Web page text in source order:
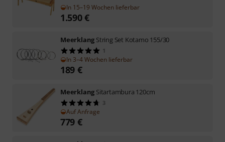
In 15–19 Wochen lieferbar
1.590€
Meerklang String Set Kotamo 155/30
1
In 3–4 Wochen lieferbar
189 €
Meerklang Sitartambura 120cm
3
Auf Anfrage
779 €